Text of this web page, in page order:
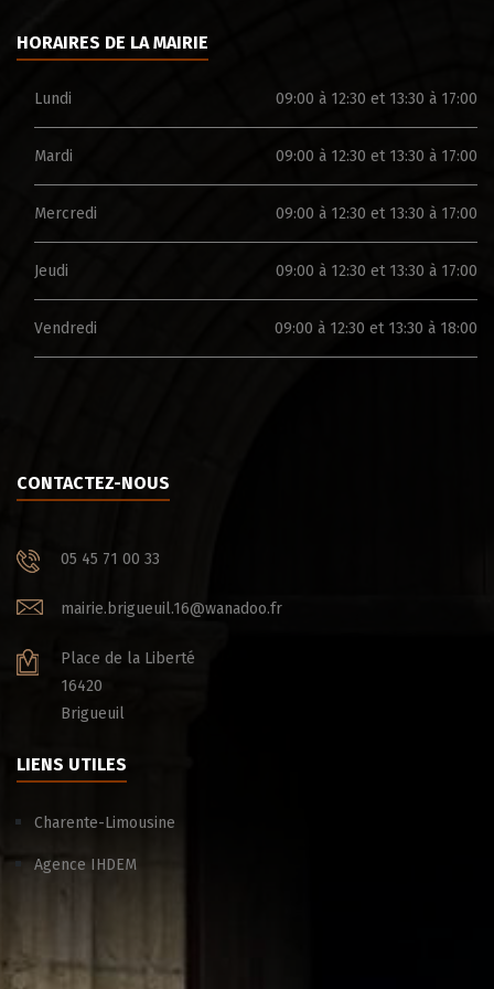
HORAIRES DE LA MAIRIE
Lundi 09:00 à 12:30 et 13:30 à 17:00
Mardi 09:00 à 12:30 et 13:30 à 17:00
Mercredi 09:00 à 12:30 et 13:30 à 17:00
Jeudi 09:00 à 12:30 et 13:30 à 17:00
Vendredi 09:00 à 12:30 et 13:30 à 18:00
CONTACTEZ-NOUS
05 45 71 00 33
mairie.brigueuil.16@wanadoo.fr
Place de la Liberté
16420
Brigueuil
LIENS UTILES
Charente-Limousine
Agence IHDEM